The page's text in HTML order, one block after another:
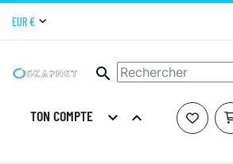
EUR €
search
TON COMPTE  